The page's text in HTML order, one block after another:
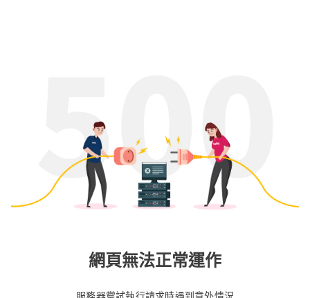
網頁無法正常運作